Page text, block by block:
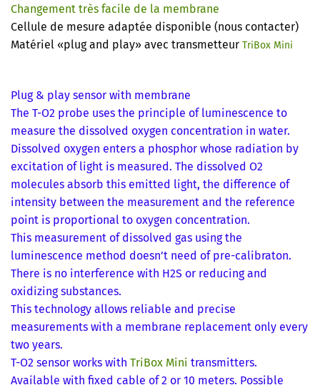
Changement très facile de la membrane
Cellule de mesure adaptée disponible (nous contacter)
Matériel «plug and play» avec transmetteur TriBox Mini
Plug & play sensor with membrane
The T-O2 probe uses the principle of luminescence to
measure the dissolved oxygen concentration in water.
Dissolved oxygen enters a phosphor whose radiation by
excitation of light is measured. The dissolved O2
molecules absorb this emitted light, the difference of
intensity between the measurement and the reference
point is proportional to oxygen concentration.
This measurement of dissolved gas using the
luminescence method doesn’t need of pre-calibraton.
There is no interference with H2S or reducing and
oxidizing substances.
This technology allows reliable and precise
measurements with a membrane replacement only every
two years.
T-O2 sensor works with TriBox Mini transmitters.
Available with fixed cable of 2 or 10 meters. Possible